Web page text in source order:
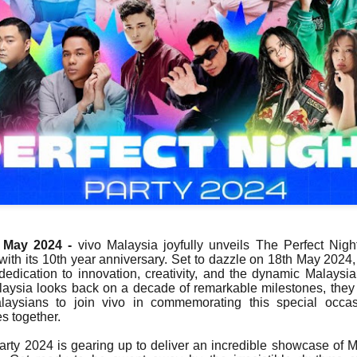
2024 - vivo Malaysia joyfully unveils The Perfect
its 10th year anniversary. Set to dazzle on 18th May
to innovation, creativity, and the dynamic
looks back on a decade of remarkable milestones,
to join vivo in commemorating this special
together.
2024 is gearing up to deliver an incredible showcase of
Syafiq apabila dia
yang sering dikaitkan
mempertaruhkan
AUG
3
DOLLA KEMBALI
LINCAH
MENAMPILKAN IKON
RAP THAILAND
F.HERO DALAM "
G.O.A.T "
KUALA LUMPUR, 31 Julai 2026 -
JUL
31
TERKINI DARI
C.RINO OLEH CARLO
RINO KOLEKSI
TERBARU
KACAMATA HITAM
CERMIN MATA HITAM